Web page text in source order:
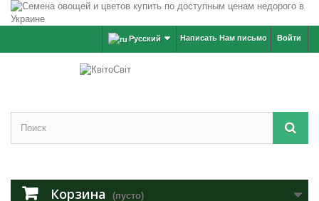
Войти
Написать Нам письмо
Русский
Корзина (пусто)